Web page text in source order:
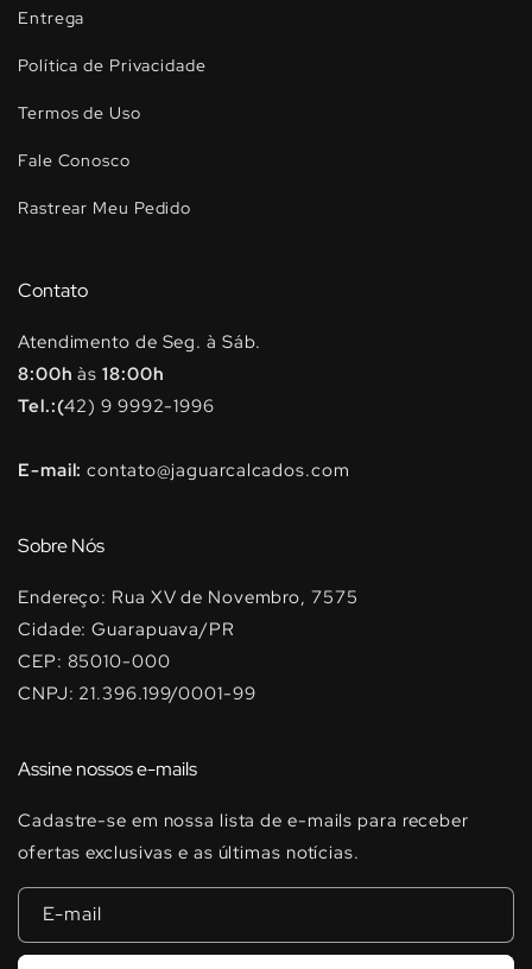
Entrega
Política de Privacidade
Termos de Uso
Fale Conosco
Rastrear Meu Pedido
Contato
Atendimento de Seg. à Sáb.
8:00h às18:00h
Tel.:(42) 9 9992-1996
E-mail:contato@jaguarcalcados.com
Sobre Nós
Endereço: Rua XV de Novembro, 7575
Cidade: Guarapuava/PR
CEP: 85010-000
CNPJ: 21.396.199/0001-99
Assine nossos e-mails
Cadastre-se em nossa lista de e-mails para receber
ofertas exclusivas e as últimas notícias.
E-mail